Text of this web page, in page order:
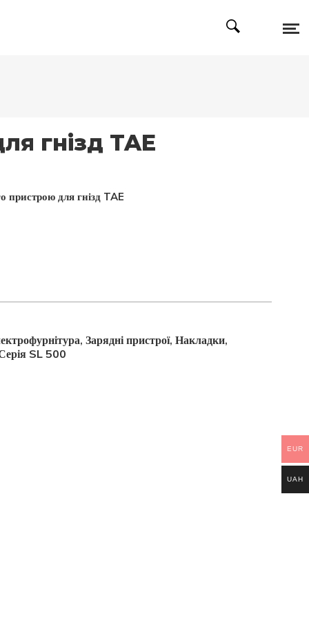
гнізд TAE
пристрою для гнізд TAE
, Зарядні пристрої, Накладки,
SL 500
EUR
UAH